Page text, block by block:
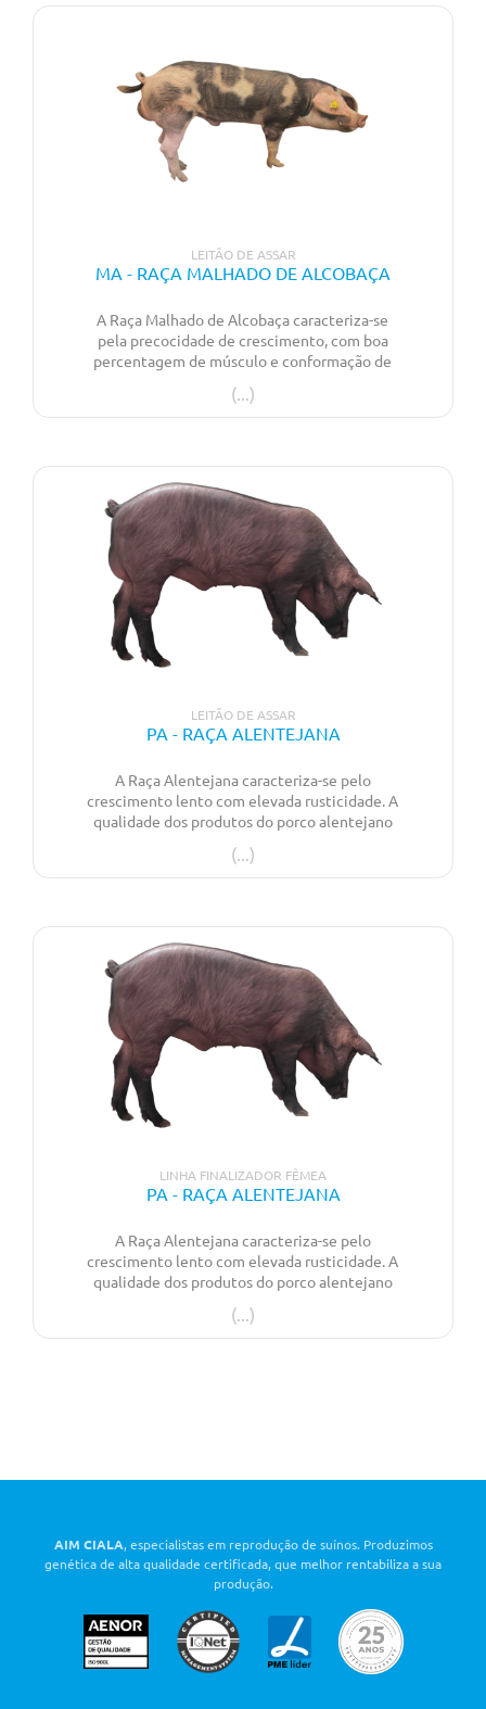
LEITÃO DE ASSAR
MA - RAÇA MALHADO DE ALCOBAÇA
A Raça Malhado de Alcobaça caracteriza-se
pela precocidade de crescimento, com boa
percentagem de músculo e conformação de
qualidade da carne, com boa aptidão como
leitão de assar.
LEITÃO DE ASSAR
PA - RAÇA ALENTEJANA
A Raça Alentejana caracteriza-se pelo
crescimento lento com elevada rusticidade. A
qualidade dos produtos do porco alentejano
nutricional. Com boa aptidão como leitão de
assar.
LINHA FINALIZADOR FÊMEA
PA - RAÇA ALENTEJANA
A Raça Alentejana caracteriza-se pelo
crescimento lento com elevada rusticidade. A
qualidade dos produtos do porco alentejano
nutricional.
AIM CIALA, especialistas em reprodução de suínos. Produzimos
genética de alta qualidade certificada, que melhor rentabiliza a sua
produção.